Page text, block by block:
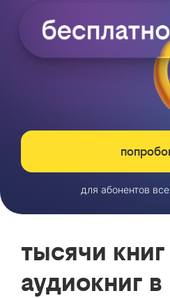
для абонентов
тысячи книг
аудиокниг в